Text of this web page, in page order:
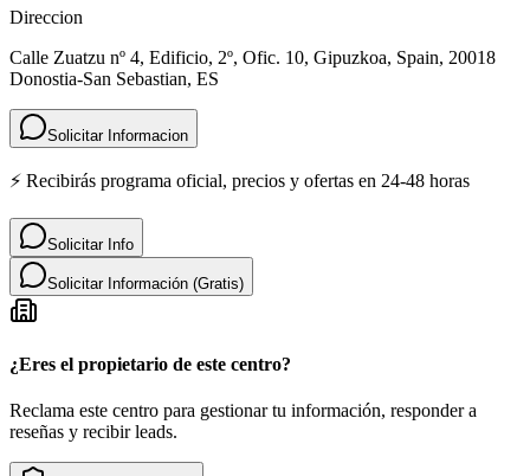
Direccion
Calle Zuatzu nº 4, Edificio, 2º, Ofic. 10, Gipuzkoa, Spain, 20018
Donostia-San Sebastian, ES
Solicitar Informacion
⚡ Recibirás programa oficial, precios y ofertas en 24-48 horas
Solicitar Info
Solicitar Información (Gratis)
¿Eres el propietario de este centro?
Reclama este centro para gestionar tu información, responder a
reseñas y recibir leads.